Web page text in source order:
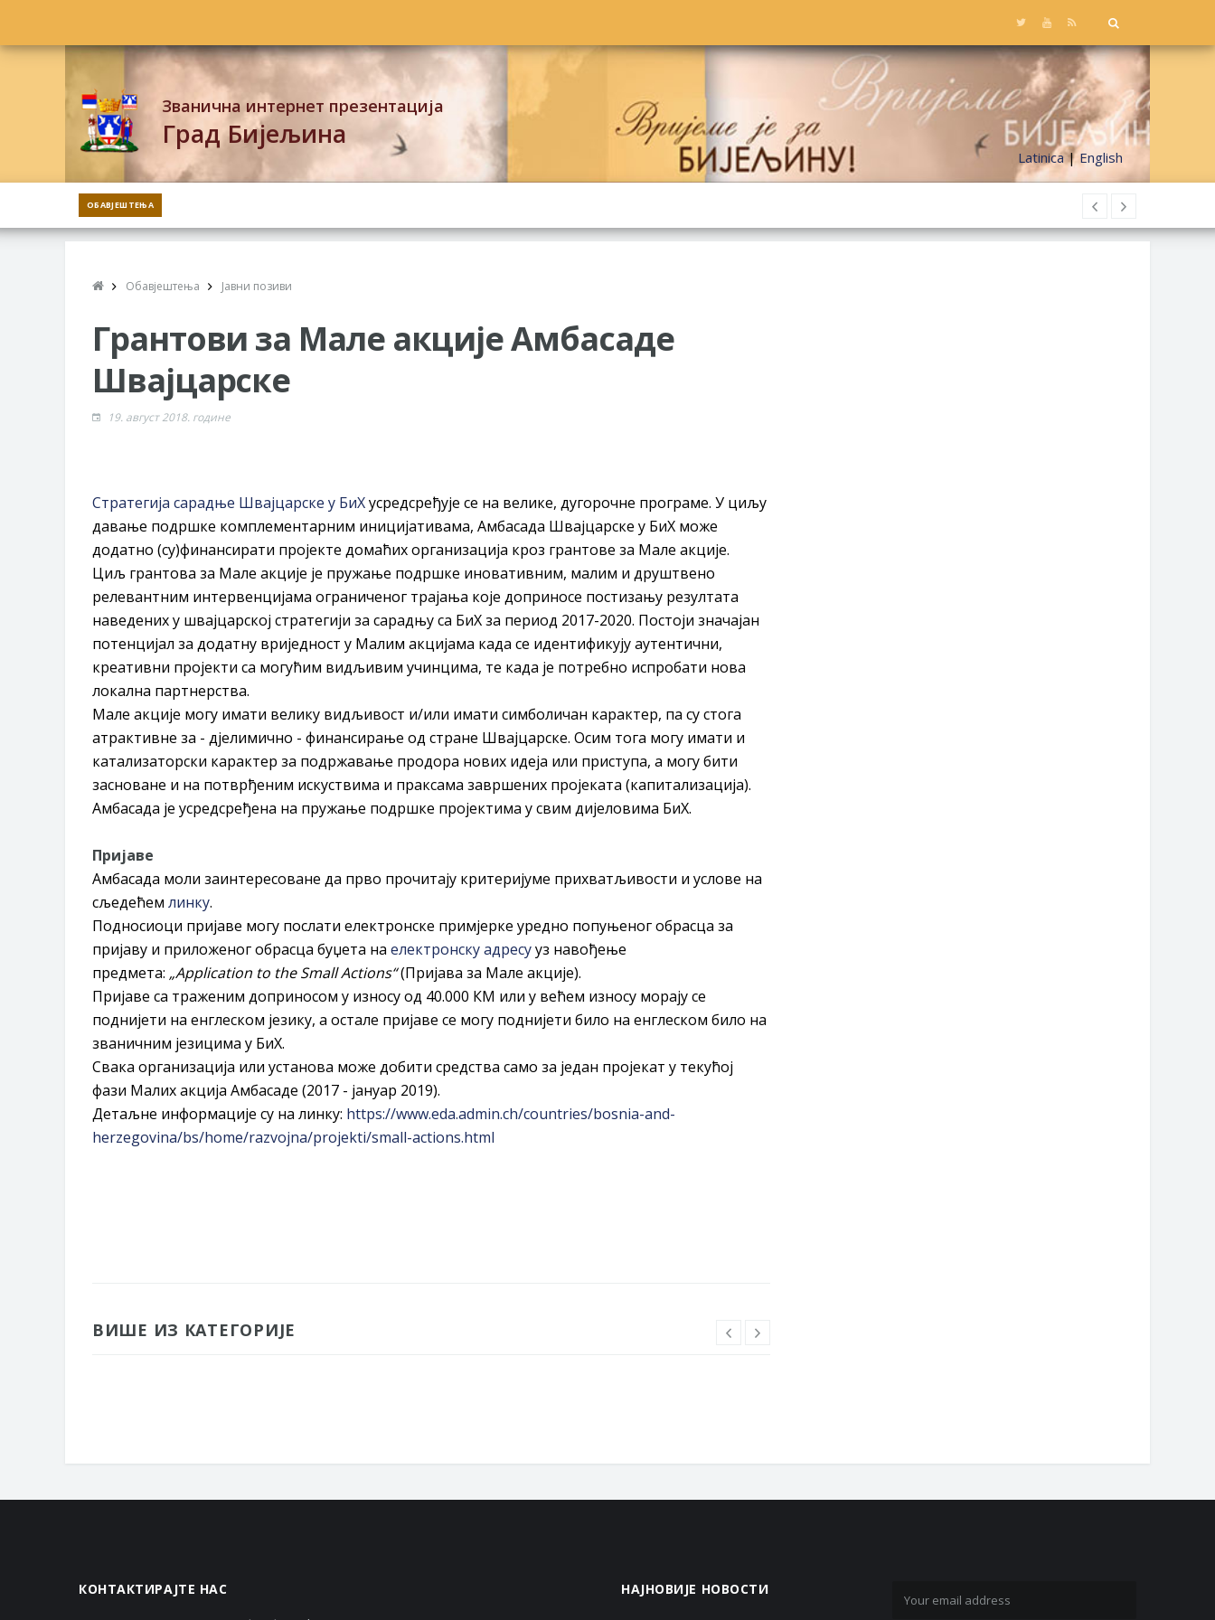
Latinica| English
Званична интернет презентација
Град Бијељина
ОБАВЈЕШТЕЊА
Обавјештења Јавни позиви
Грантови за Мале акције Амбасаде
Швајцарске
19. август 2018. године
Стратегија сарадње Швајцарске у БиХусредсређује се на велике, дугорочне програме. У циљу
давање подршке комплементарним иницијативама, Амбасада Швајцарске у БиХ може
додатно (су)финансирати пројекте домаћих организација кроз грантове за Мале акције.
Циљ грантова за Мале акције је пружање подршке иновативним, малим и друштвено
релевантним интервенцијама ограниченог трајања које доприносе постизању резултата
наведених у швајцарској стратегији за сарадњу са БиХ за период 2017-2020. Постоји значајан
потенцијал за додатну вриједност у Малим акцијама када се идентификују аутентични,
креативни пројекти са могућим видљивим учинцима, те када је потребно испробати нова
локална партнерства.
Мале акције могу имати велику видљивост и/или имати симболичан карактер, па су стога
атрактивне за - дјелимично - финансирање од стране Швајцарске. Осим тога могу имати и
катализаторски карактер за подржавање продора нових идеја или приступа, а могу бити
заснованe и на потврђеним искуствима и праксама завршених пројеката (капитализација).
Амбасада је усредсређена на пружање подршке пројектима у свим дијеловима БиХ.
Пријаве
Амбасада моли заинтересоване да прво прочитају критеријуме прихватљивости и услове на
сљедећем линку.
Подносиоци пријаве могу послати електронске примјерке уредно попуњеног обрасца за
пријаву и приложеног обрасца буџета на електронску адресууз навођење
предмета: „Application to the Small Actions“(Пријава за Мале акције).
Пријаве са траженим доприносом у износу од 40.000 КМ или у већем износу морају се
поднијети на енглеском језику, а остале пријаве се могу поднијети било на енглеском било на
званичним језицима у БиХ.
Свака организација или установа може добити средства само за један пројекат у текућој
фази Малих акција Амбасаде (2017 - јануар 2019).
Детаљне информације су на линку: https://www.eda.admin.ch/countries/bosnia-and-
herzegovina/bs/home/razvojna/projekti/small-actions.html
ВИШЕ ИЗ КАТЕГОРИЈЕ
КОНТАКТИРАЈТЕ НАС НАЈНОВИЈЕ НОВОСТИ